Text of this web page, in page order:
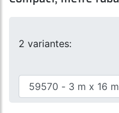
2 variantes: